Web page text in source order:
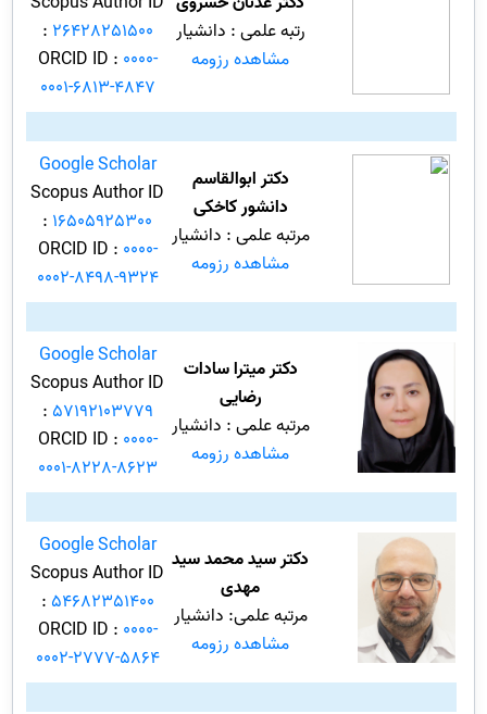
رتبه علمی : دانشیار
مشاهده رزومه
: 26428251500
ORCID ID : 0000-
0001-6813-4847
دکتر ابوالقاسم
دانشور کاخکی
مرتبه علمی : دانشیار
مشاهده رزومه
Google Scholar
Scopus Author ID
: 16505925300
ORCID ID : 0000-
0002-8498-9324
دکتر میترا سادات
رضایی
مرتبه علمی : دانشیار
مشاهده رزومه
Google Scholar
Scopus Author ID
: 57192103779
ORCID ID : 0000-
0001-8228-8623
دکتر سید محمد سید
مهدی
مرتبه علمی: دانشیار
مشاهده رزومه
Google Scholar
Scopus Author ID
: 54682351400
ORCID ID : 0000-
0002-2777-5864